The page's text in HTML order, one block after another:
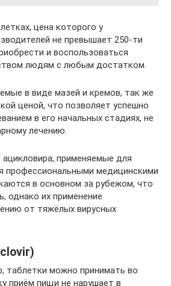
цена которого у
не превышает 250-ти
и воспользоваться
людям с любым достатком.
в виде мазей и кремов, так же
ценой, что позволяет успешно
в его начальных стадиях, не
лечению.
применяемые для
профессиональными медицинскими
в основном за рубежом, что
однако их применение
от тяжёлых вирусных
таблетки можно принимать во
приём пищи не нарушает в